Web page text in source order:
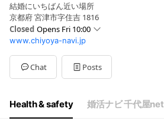
結婚にいちばん近い場所
京都府 宮津市字住吉 1816
Closed Opens Fri 10:00
Sun10:00 - 18:00
Mon10:00 - 18:00
TueClosed
WedClosed
Fri
10:00 - 18:00
Sat10:00 - 18:00
www.chiyoya-navi.jp
Chat Posts
Health & safety 婚活ナビ 千代屋net